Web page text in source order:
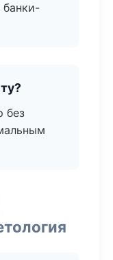
банки-
без